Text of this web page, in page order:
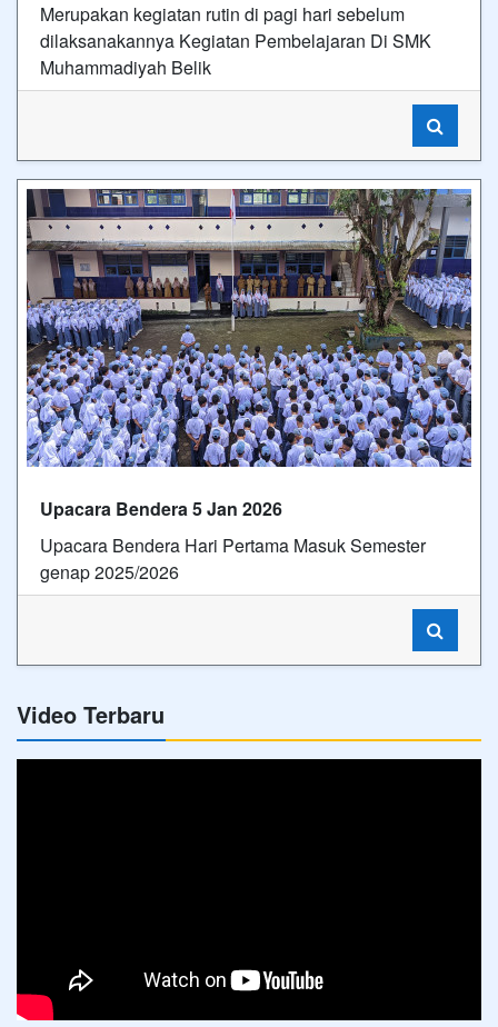
Merupakan kegiatan rutin di pagi hari sebelum
dilaksanakannya Kegiatan Pembelajaran Di SMK
Muhammadiyah Belik
Upacara Bendera 5 Jan 2026
Upacara Bendera Hari Pertama Masuk Semester
genap 2025/2026
Video Terbaru